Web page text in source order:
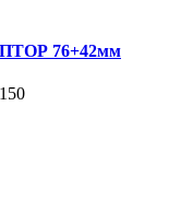
76+42мм